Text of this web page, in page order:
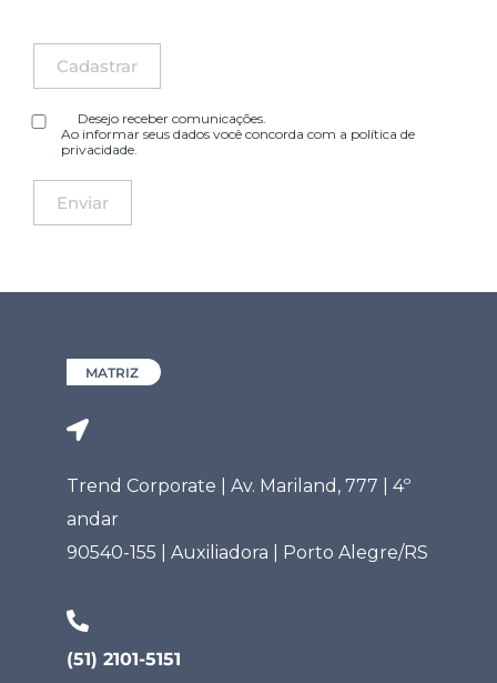
Desejo receber comunicações.
Ao informar seus dados você concorda com a política de
privacidade
MATRIZ
Trend Corporate | Av. Mariland, 777 | 4º
andar
90540-155 | Auxiliadora | Porto Alegre/RS
(51) 2101-5151